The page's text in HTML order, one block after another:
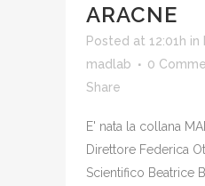
ARACNE
Posted at 12:01h in
madlab
0
Share
E' nata la collana
Direttore Federica
Scientifico Beatrice